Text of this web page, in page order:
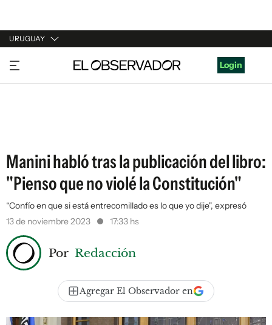
URUGUAY
URUGUAY
ARGENTINA
Login
Manini habló tras la publicación del libro:
"Pienso que no violé la Constitución"
“Confío en que si está entrecomillado es lo que yo dije", expresó
13 de noviembre 2023
17:33 hs
Por Redacción
Agregar El Observador en